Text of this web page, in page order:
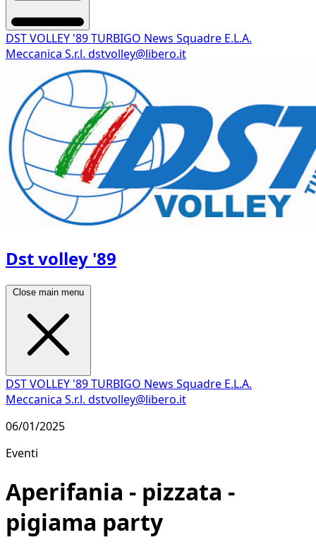
DST VOLLEY '89 TURBIGO News Squadre E.L.A.
Meccanica S.r.l. dstvolley@libero.it
Dst volley '89
Close main menu
DST VOLLEY '89 TURBIGO News Squadre E.L.A.
Meccanica S.r.l. dstvolley@libero.it
06/01/2025
Eventi
Aperifania - pizzata -
pigiama party